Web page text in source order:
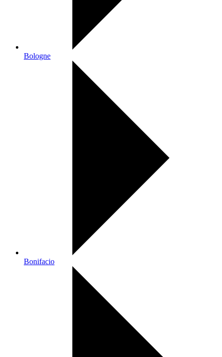
Bologne
Bonifacio